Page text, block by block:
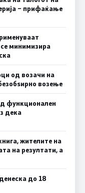
– прифаќање
минимизира
од возачи на
возење
функционален
дека
жителите на
на резултати, а
до 18